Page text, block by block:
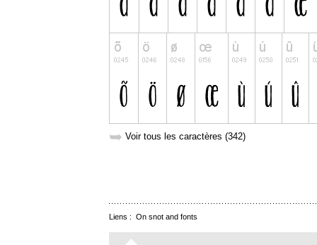
➥ Voir tous les caractères (342)
Liens : On snot and fonts